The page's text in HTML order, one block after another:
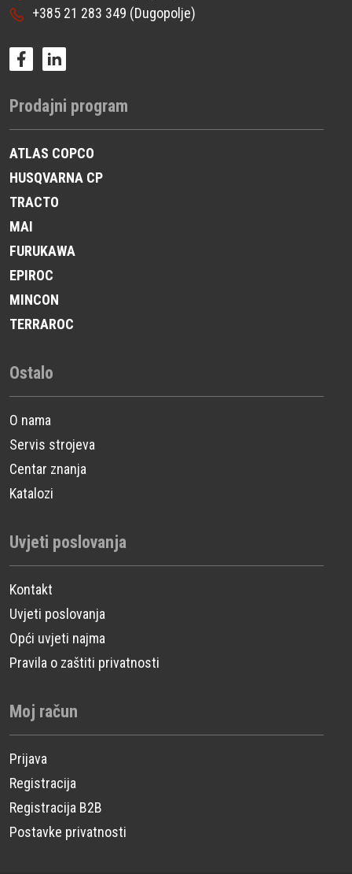
+385 21 283 349 (Dugopolje)
Prodajni program
ATLAS COPCO
HUSQVARNA CP
TRACTO
MAI
FURUKAWA
EPIROC
MINCON
TERRAROC
Ostalo
O nama
Servis strojeva
Centar znanja
Katalozi
Uvjeti poslovanja
Kontakt
Uvjeti poslovanja
Opći uvjeti najma
Pravila o zaštiti privatnosti
Moj račun
Prijava
Registracija
Registracija B2B
Postavke privatnosti